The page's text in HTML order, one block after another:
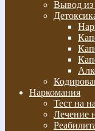
Вывод из
Наркомания
Тест на
Лечение